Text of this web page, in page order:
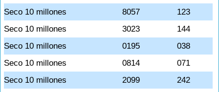
Seco 10 millones
8057
123
Seco 10 millones
3023
144
Seco 10 millones
0195
038
Seco 10 millones
0814
071
Seco 10 millones
2099
242